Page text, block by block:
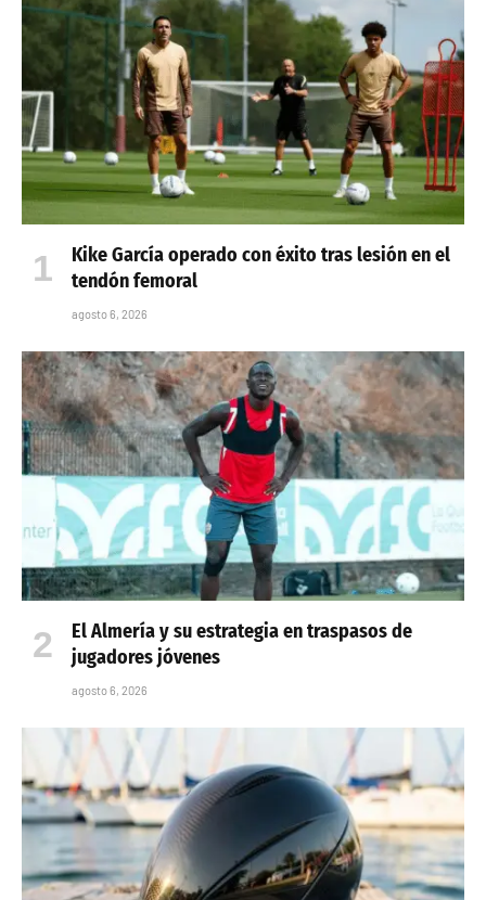
Kike García operado con éxito tras lesión en el
tendón femoral
agosto 6, 2026
El Almería y su estrategia en traspasos de
jugadores jóvenes
agosto 6, 2026